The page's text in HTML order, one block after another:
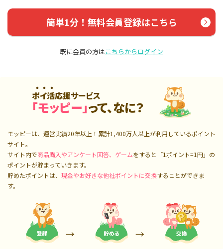
簡単1分！無料会員登録はこちら
既に会員の方はこちらからログイン
ポイ活応援サービス
「モッピー」って、なに？
モッピーは、運営実績20年以上！累計1,400万人以上が利用しているポイント
サイト。
サイト内で商品購入やアンケート回答、ゲームをすると「1ポイント=1円」の
ポイントが貯まっていきます。
貯めたポイントは、 現金やお好きな他社ポイントに交換することができま
す。